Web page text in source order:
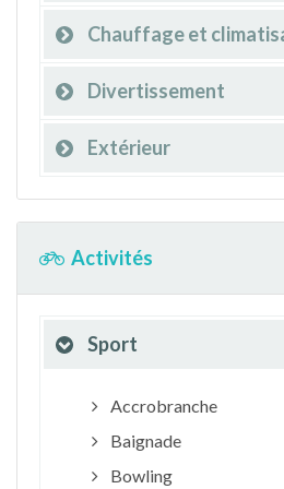
Chauffage et
Divertissement
Extérieur
Activités
Sport
Accrobranche
Baignade
Bowling